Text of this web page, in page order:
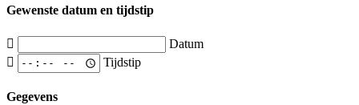
Gewenste datum en tijdstip
Datum
Tijdstip
Gegevens